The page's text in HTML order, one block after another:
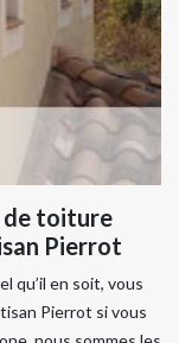
de toiture
Pierrot
qu’il en soit, vous
Pierrot si vous